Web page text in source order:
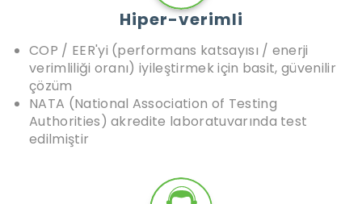
Hiper-verimli
COP / EER'yi (performans katsayısı / enerji
verimliliği oranı) iyileştirmek için basit, güvenilir
çözüm
NATA (National Association of Testing
Authorities) akredite laboratuvarında test
edilmiştir